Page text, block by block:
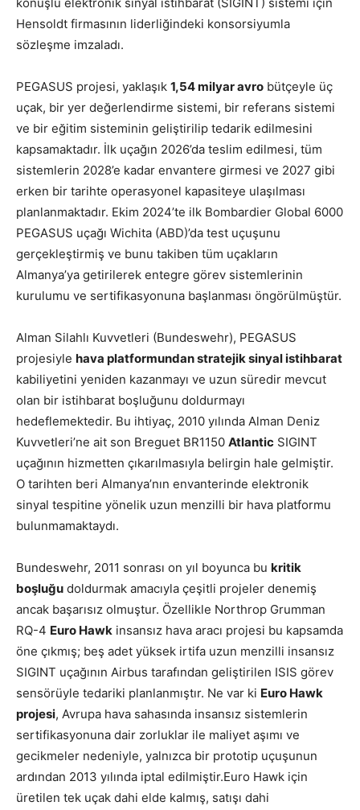
konuşlu elektronik sinyal istihbarat (SIGINT) sistemi için
Hensoldt firmasının liderliğindeki konsorsiyumla
sözleşme imzaladı.
PEGASUS projesi, yaklaşık 1,54 milyar avro bütçeyle üç
uçak, bir yer değerlendirme sistemi, bir referans sistemi
ve bir eğitim sisteminin geliştirilip tedarik edilmesini
kapsamaktadır. İlk uçağın 2026’da teslim edilmesi, tüm
sistemlerin 2028’e kadar envantere girmesi ve 2027 gibi
erken bir tarihte operasyonel kapasiteye ulaşılması
planlanmaktadır. Ekim 2024’te ilk Bombardier Global 6000
PEGASUS uçağı Wichita (ABD)’da test uçuşunu
gerçekleştirmiş ve bunu takiben tüm uçakların
Almanya’ya getirilerek entegre görev sistemlerinin
kurulumu ve sertifikasyonuna başlanması öngörülmüştür.
Alman Silahlı Kuvvetleri (Bundeswehr), PEGASUS
projesiyle hava platformundan stratejik sinyal istihbarat
kabiliyetini yeniden kazanmayı ve uzun süredir mevcut
olan bir istihbarat boşluğunu doldurmayı
hedeflemektedir. Bu ihtiyaç, 2010 yılında Alman Deniz
Kuvvetleri’ne ait son Breguet BR1150 Atlantic SIGINT
uçağının hizmetten çıkarılmasıyla belirgin hale gelmiştir.
O tarihten beri Almanya’nın envanterinde elektronik
sinyal tespitine yönelik uzun menzilli bir hava platformu
bulunmamaktaydı.
Bundeswehr, 2011 sonrası on yıl boyunca bu kritik
boşluğu doldurmak amacıyla çeşitli projeler denemiş
ancak başarısız olmuştur. Özellikle Northrop Grumman
RQ-4 Euro Hawk insansız hava aracı projesi bu kapsamda
öne çıkmış; beş adet yüksek irtifa uzun menzilli insansız
SIGINT uçağının Airbus tarafından geliştirilen ISIS görev
sensörüyle tedariki planlanmıştır. Ne var ki Euro Hawk
projesi, Avrupa hava sahasında insansız sistemlerin
sertifikasyonuna dair zorluklar ile maliyet aşımı ve
gecikmeler nedeniyle, yalnızca bir prototip uçuşunun
ardından 2013 yılında iptal edilmiştir.Euro Hawk için
üretilen tek uçak dahi elde kalmış, satışı dahi